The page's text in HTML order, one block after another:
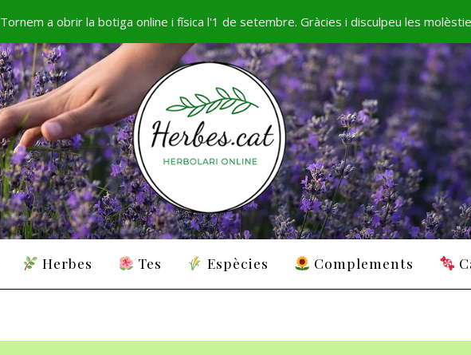
Herbes Tes Espècies Complements
Tornem a obrir la botiga online i física l'1 de setembre. Gràcies i disculpeu les